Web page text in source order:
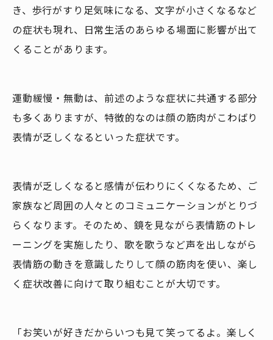
き、歩行がすり足気味になる、文字が小さくなるなど
の症状も現れ、日常生活のあらゆる場面に影響が出て
くることがあります。
運動緩慢・無動は、前述のような症状に共通する部分
も多くありますが、特徴的なのは顔の筋肉がこわばり
表情が乏しくなるといった症状です。
表情が乏しくなると感情が伝わりにくくなるため、ご
家族など周囲の人々とのコミュニケーションがとりづ
らくなります。そのため、鏡を見ながら表情筋のトレ
ーニングを実施したり、歌を歌うなど声を出しながら
表情筋の動きを意識したりして顔の筋肉を使い、楽し
く症状改善に向けて取り組むことが大切です。
「お笑いが好きだからいつも見て笑ってるよ。楽しく